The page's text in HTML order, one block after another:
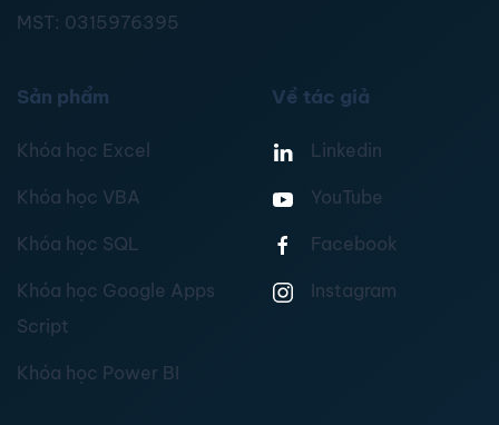
MST: 0315976395
Sản phẩm
Khóa học Excel
Khóa học VBA
Khóa học SQL
Khóa học Google Apps
Script
Khóa học Power BI
Về tác giả
Linkedin
YouTube
Facebook
Instagram